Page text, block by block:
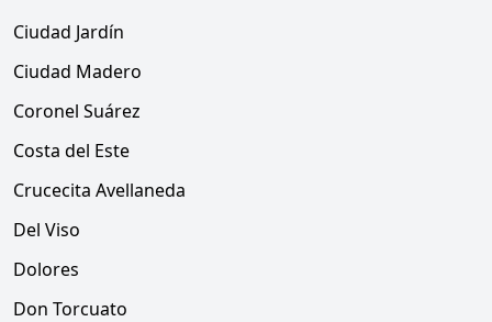
Ciudad Jardín
Ciudad Madero
Coronel Suárez
Costa del Este
Crucecita Avellaneda
Del Viso
Dolores
Don Torcuato